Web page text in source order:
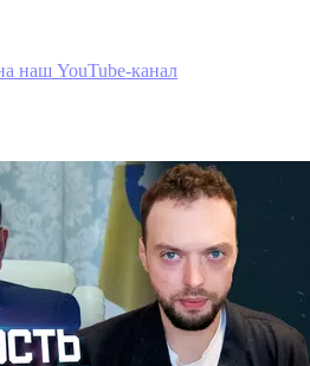
наш YouTube-канал